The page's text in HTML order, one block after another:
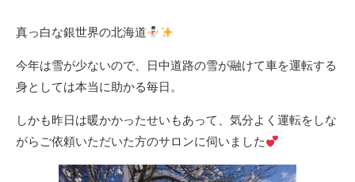
真っ白な銀世界の北海道
今年は雪が少ないので、日中道路の雪が融けて車を運転する
身としては本当に助かる毎日。
しかも昨日は暖かかったせいもあって、気分よく運転をしな
がらご依頼いただいた方のサロンに伺いました